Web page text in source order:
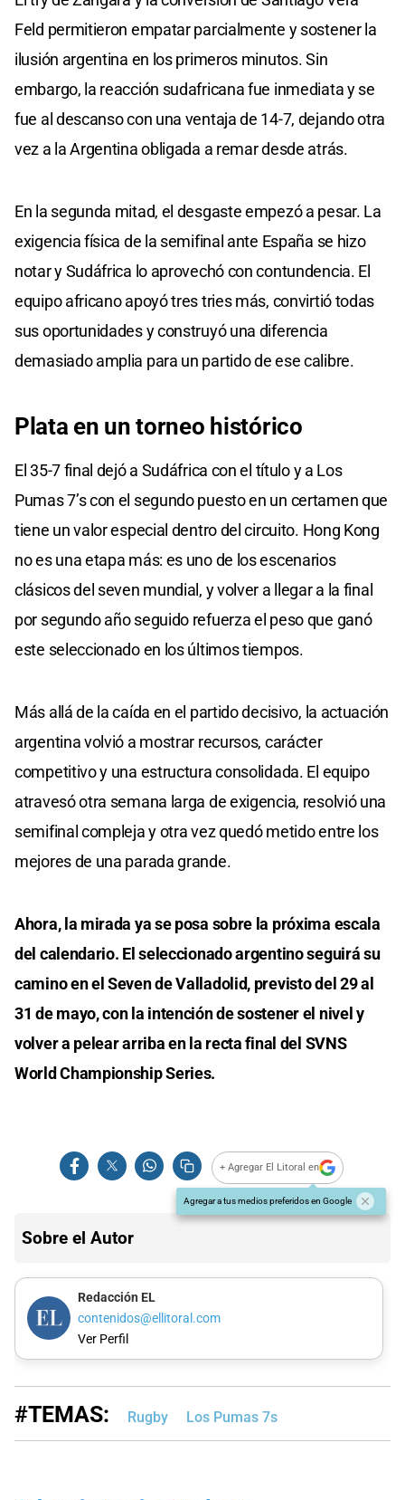
Feld permitieron empatar parcialmente y sostener la
ilusión argentina en los primeros minutos. Sin
embargo, la reacción sudafricana fue inmediata y se
fue al descanso con una ventaja de 14-7, dejando otra
vez a la Argentina obligada a remar desde atrás.
En la segunda mitad, el desgaste empezó a pesar. La
exigencia física de la semifinal ante España se hizo
notar y Sudáfrica lo aprovechó con contundencia. El
equipo africano apoyó tres tries más, convirtió todas
sus oportunidades y construyó una diferencia
demasiado amplia para un partido de ese calibre.
Plata en un torneo histórico
El 35-7 final dejó a Sudáfrica con el título y a Los
Pumas 7’s con el segundo puesto en un certamen que
tiene un valor especial dentro del circuito. Hong Kong
no es una etapa más: es uno de los escenarios
clásicos del seven mundial, y volver a llegar a la final
por segundo año seguido refuerza el peso que ganó
este seleccionado en los últimos tiempos.
Más allá de la caída en el partido decisivo, la actuación
argentina volvió a mostrar recursos, carácter
competitivo y una estructura consolidada. El equipo
atravesó otra semana larga de exigencia, resolvió una
semifinal compleja y otra vez quedó metido entre los
mejores de una parada grande.
Ahora, la mirada ya se posa sobre la próxima escala
del calendario. El seleccionado argentino seguirá su
camino en el Seven de Valladolid, previsto del 29 al
31 de mayo, con la intención de sostener el nivel y
volver a pelear arriba en la recta final del SVNS
World Championship Series.
+ Agregar El Litoral en
Agregar a tus medios preferidos en Google
Sobre el Autor
Redacción EL
contenidos@ellitoral.com
Ver Perfil
#TEMAS: Rugby Los Pumas 7s